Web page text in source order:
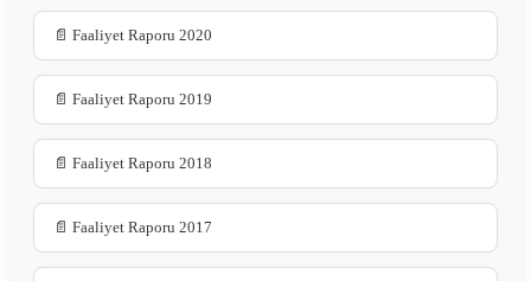
📄 Faaliyet Raporu 2020
📄 Faaliyet Raporu 2019
📄 Faaliyet Raporu 2018
📄 Faaliyet Raporu 2017